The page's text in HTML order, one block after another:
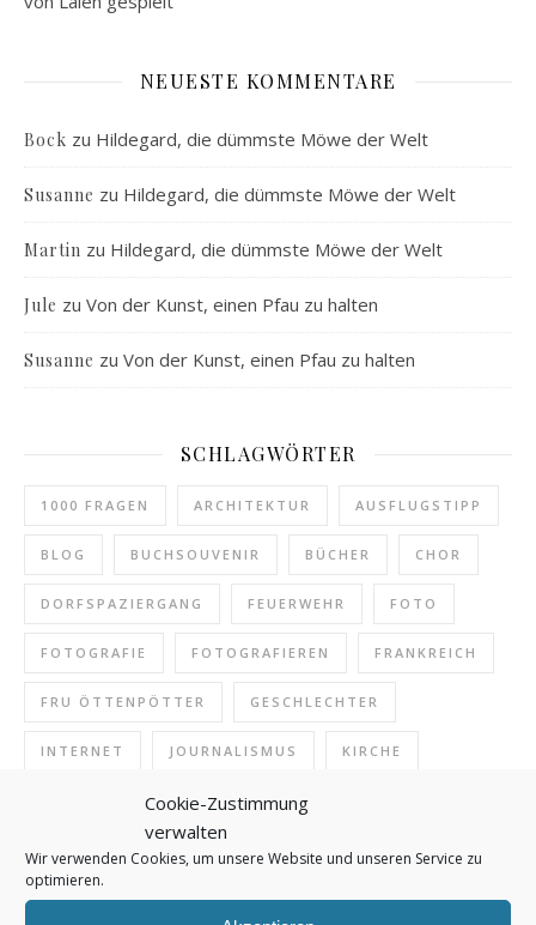
Cookie-Zustimmung
verwalten
Wir verwenden Cookies, um unsere Website und unseren Service zu
optimieren.
NEUESTE KOMMENTARE
Bock zu Hildegard, die dümmste Möwe der Welt
Susanne zu Hildegard, die dümmste Möwe der Welt
Martin zu Hildegard, die dümmste Möwe der Welt
Jule zu Von der Kunst, einen Pfau zu halten
Susanne zu Von der Kunst, einen Pfau zu halten
SCHLAGWÖRTER
1000 FRAGEN ARCHITEKTUR AUSFLUGSTIPP
BLOG BUCHSOUVENIR BÜCHER CHOR
DORFSPAZIERGANG FEUERWEHR FOTO
FOTOGRAFIE FOTOGRAFIEREN FRANKREICH
FRU ÖTTENPÖTTER GESCHLECHTER
INTERNET JOURNALISMUS KIRCHE
KIRCHENMUSIK KLASSIK
KONZERT KULTUR KUNST LESEN
MUSEUM MUSIK NAMEN NATUR